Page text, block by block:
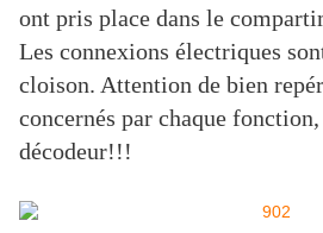
ont pris place dans le
Les connexions électriques
cloison. Attention de bien
concernés par chaque
décodeur!!!